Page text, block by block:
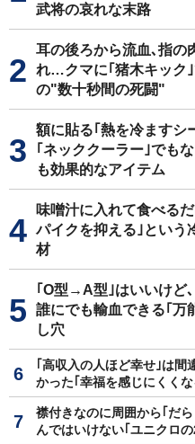
武将の哀れな末路
耳の後ろから流血､指の
れ…クマに｢猪木キック
の"数十秒間の死闘"
額に貼る｢熱を冷ますシ
｢ネッククーラー｣でも
も効果的なアイテム
味噌汁に入れて食べる
パイクを抑える｣という
材
｢O型→A型｣はいいけ
誰にでも輸血できる｢万
し穴
｢高収入の人ほど幸せ｣は
かった｢幸福を感じにくく
襟付きなのに周囲から｢だ
んではいけない｢ユニクロ